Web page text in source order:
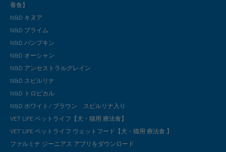
養食】
N&D キヌア
N&D プライム
N&D パンプキン
N&D オーシャン
N&D アンセストラルグレイン
N&D スピルリナ
N&D トロピカル
N&D ホワイト/ ブラウン スピルリナ入り
VET LIFE ベットライフ【犬・猫用 療法食】
VET LIFE ベットライフ ウェットフード【犬・猫用 療法食 】
ファルミナ ジーニアス アプリをダウンロード